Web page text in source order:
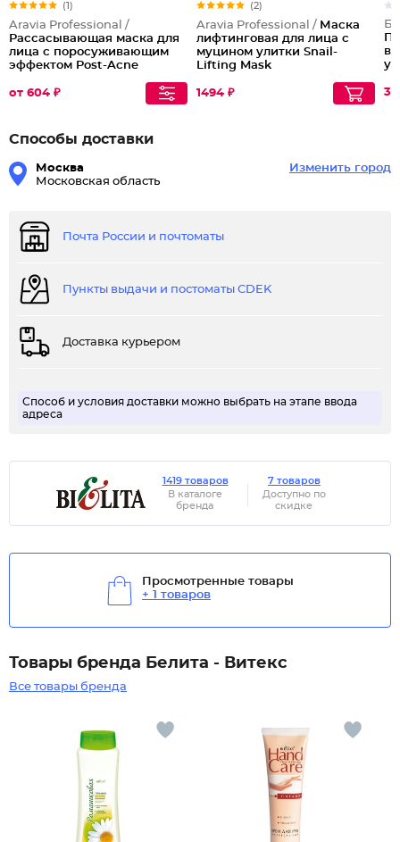
(1)
Aravia Professional /
Рассасывающая маска для
лица с поросуживающим
эффектом Post-Acne
от 604 ₽
(2)
Aravia Professional / Маска
лифтинговая для лица с
муцином улитки Snail-
Lifting Mask
1494 ₽
Способы доставки
Москва
Московская область
Изменить город
Почта России и почтоматы
Пункты выдачи и постоматы CDEK
Доставка курьером
Способ и условия доставки можно выбрать на этапе ввода
адреса
1419 товаров
В каталоге
бренда
7 товаров
Доступно по
скидке
Просмотренные товары
+ 1 товаров
Товары бренда Белита - Витекс
Все товары бренда